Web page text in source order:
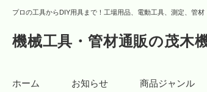
プロの工具からDIY用具まで！工場用品、電動工具、測定、管
機械工具・管材通販の茂木
ホーム お知らせ 商品ジャンル